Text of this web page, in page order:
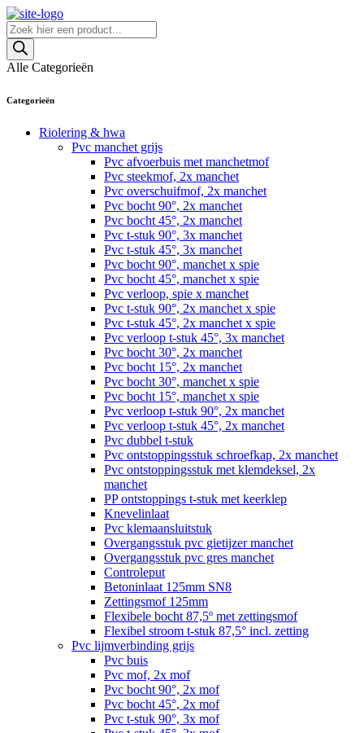
Skip
to
content
Producten
zoeken
Alle Categorieën
Categorieën
Riolering & hwa
Pvc manchet grijs
Pvc afvoerbuis met manchetmof
Pvc steekmof, 2x manchet
Pvc overschuifmof, 2x manchet
Pvc bocht 90°, 2x manchet
Pvc bocht 45°, 2x manchet
Pvc t-stuk 90°, 3x manchet
Pvc t-stuk 45°, 3x manchet
Pvc bocht 90°, manchet x spie
Pvc bocht 45°, manchet x spie
Pvc verloop, spie x manchet
Pvc t-stuk 90°, 2x manchet x spie
Pvc t-stuk 45°, 2x manchet x spie
Pvc verloop t-stuk 45°, 3x manchet
Pvc bocht 30°, 2x manchet
Pvc bocht 15°, 2x manchet
Pvc bocht 30°, manchet x spie
Pvc bocht 15°, manchet x spie
Pvc verloop t-stuk 90°, 2x manchet
Pvc verloop t-stuk 45°, 2x manchet
Pvc dubbel t-stuk
Pvc ontstoppingsstuk schroefkap, 2x manchet
Pvc ontstoppingsstuk met klemdeksel, 2x
manchet
PP ontstoppings t-stuk met keerklep
Knevelinlaat
Pvc klemaansluitstuk
Overgangsstuk pvc gietijzer manchet
Overgangsstuk pvc gres manchet
Controleput
Betoninlaat 125mm SN8
Zettingsmof 125mm
Flexibele bocht 87,5º met zettingsmof
Flexibel stroom t-stuk 87,5° incl. zetting
Pvc lijmverbinding grijs
Pvc buis
Pvc mof, 2x mof
Pvc bocht 90°, 2x mof
Pvc bocht 45°, 2x mof
Pvc t-stuk 90°, 3x mof